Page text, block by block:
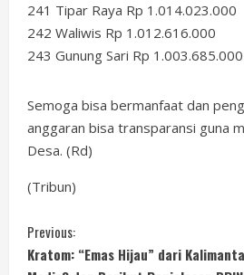
241 Tipar Raya Rp 1.014.023.000
242 Waliwis Rp 1.012.616.000
243 Gunung Sari Rp 1.003.685.000
Semoga bisa bermanfaat dan
anggaran bisa transparansi guna
Desa. (Rd)
(Tribun)
C
Previous:
Kratom: “Emas Hijau” dari